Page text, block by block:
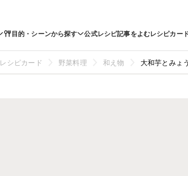
目的・シーンから探す 公式レシピ記事をよむレシピカー
レシピカード 野菜料理 和え物 大和芋とみょ